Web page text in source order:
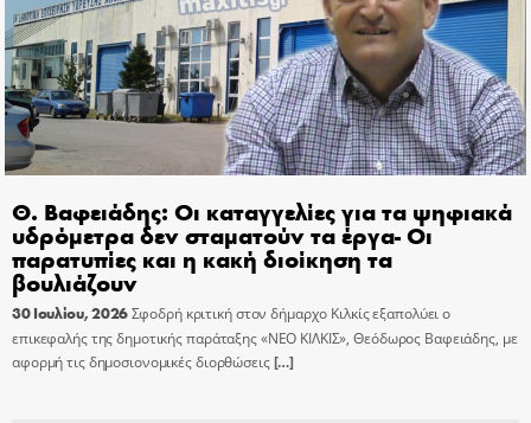
Θ. Βαφειάδης: Οι καταγγελίες για τα ψηφιακά
υδρόμετρα δεν σταματούν τα έργα- Οι
παρατυπίες και η κακή διοίκηση τα
βουλιάζουν
30 Ιουλίου, 2026Σφοδρή κριτική στον δήμαρχο Κιλκίς εξαπολύει ο
επικεφαλής της δημοτικής παράταξης «ΝΕΟ ΚΙΛΚΙΣ», Θεόδωρος Βαφειάδης, με
αφορμή τις δημοσιονομικές διορθώσεις[…]